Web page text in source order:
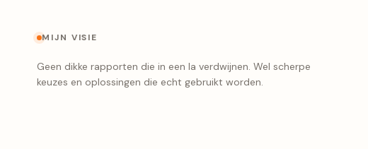
MIJN VISIE
Geen dikke rapporten die in een la verdwijnen. Wel scherpe
keuzes en oplossingen die echt gebruikt worden.